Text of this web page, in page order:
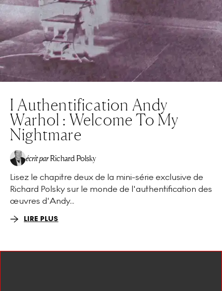
I Authentification Andy
Warhol : Welcome To My
Nightmare
écrit par Richard Polsky
Lisez le chapitre deux de la mini-série exclusive de
Richard Polsky sur le monde de l'authentification des
œuvres d'Andy...
LIRE PLUS